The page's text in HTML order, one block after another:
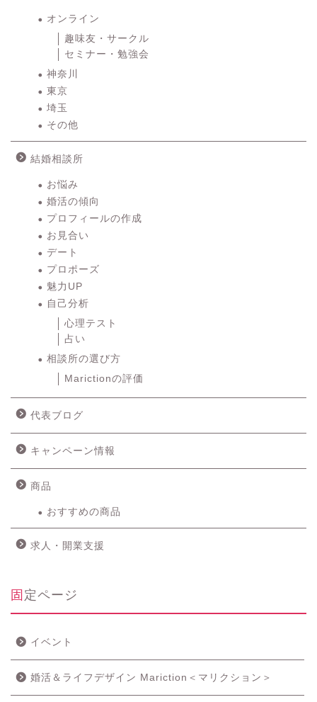
オンライン
趣味友・サークル
セミナー・勉強会
神奈川
東京
埼玉
その他
結婚相談所
お悩み
婚活の傾向
プロフィールの作成
お見合い
デート
プロポーズ
魅力UP
自己分析
心理テスト
占い
相談所の選び方
Marictionの評価
代表ブログ
キャンペーン情報
商品
おすすめの商品
求人・開業支援
固定ページ
イベント
婚活＆ライフデザイン Mariction＜マリクション＞